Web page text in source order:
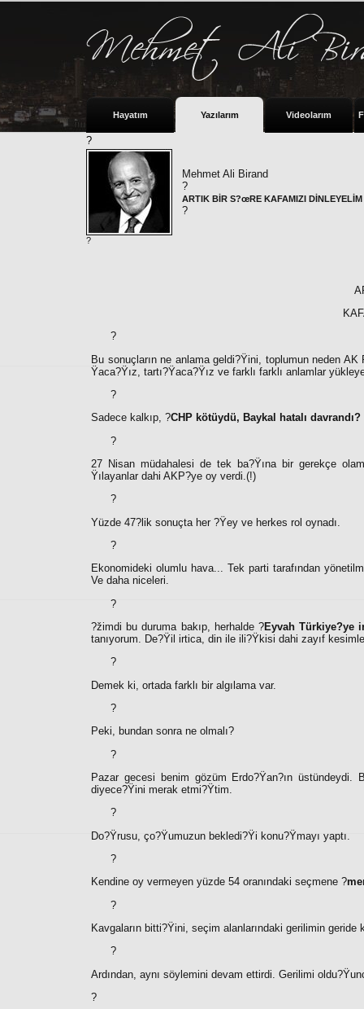
Hayatım Yazılarım Videolarım
?
Mehmet Ali Birand
?
ARTIK BİR S?œRE KAFAMIZI DİNLEYELİM
?
?
?
Bu sonuçların ne anlama geldi?Ÿini, toplumun neden
Ÿaca?Ÿız, tartı?Ÿaca?Ÿız ve farklı farklı anlamlar
?
Sadece kalkıp, ?CHP kötüydü, Baykal hatalı davrandı?
?
27 Nisan müdahalesi de tek ba?Ÿına bir gerekçe
Ÿılayanlar dahi AKP?ye oy verdi.(!)
?
Yüzde 47?lik sonuçta her ?Ÿey ve herkes rol oynadı.
?
Ekonomideki olumlu hava... Tek parti tarafından
Ve daha niceleri.
?
?žimdi bu duruma bakıp, herhalde ?Eyvah Türkiye?ye
tanıyorum. De?Ÿil irtica, din ile ili?Ÿkisi dahi zayıf
?
Demek ki, ortada farklı bir algılama var.
?
Peki, bundan sonra ne olmalı?
?
Pazar gecesi benim gözüm Erdo?Ÿan?ın
diyece?Ÿini merak etmi?Ÿtim.
?
Do?Ÿrusu, ço?Ÿumuzun bekledi?Ÿi konu?Ÿmayı yaptı.
?
Kendine oy vermeyen yüzde 54 oranındaki seçmene ?
?
Kavgaların bitti?Ÿini, seçim alanlarındaki gerilimin geride
?
Ardından, aynı söylemini devam ettirdi. Gerilimi
?